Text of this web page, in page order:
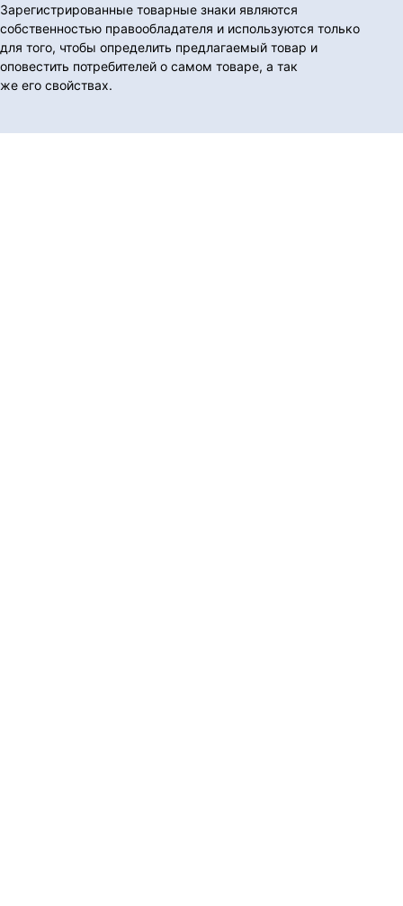
Зарегистрированные товарные знаки являются
собственностью правообладателя и используются только
для того, чтобы определить предлагаемый товар и
оповестить потребителей о самом товаре, а так
же его свойствах.